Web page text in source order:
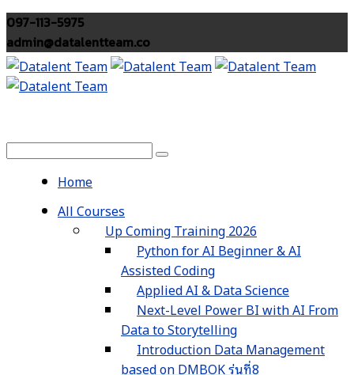
097-113-5975
admin@datalentteam.co
Home
All Courses
Up Coming Training 2026
Python for AI Beginner & AI
Assisted Coding
Applied AI & Data Science
Next-Level Power BI with AI From
Data to Storytelling
Introduction Data Management
based on DMBOK รุ่นที่8